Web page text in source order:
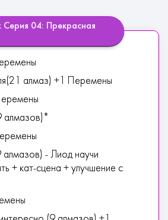
Серия 04: Прекрасная
алмаз) +1 Перемены
- Лиод научи
+ кат-сцена + улучшение с